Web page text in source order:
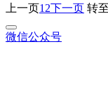
上一页1 2下一页 转
微信公众号